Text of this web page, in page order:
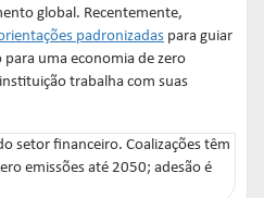
global. Recentemente,
padronizadas para guiar
uma economia de zero
trabalha com suas